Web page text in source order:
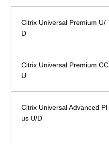
Citrix Universal Premium U/
D
Citrix Universal Premium CC
U
Citrix Universal Advanced Pl
us U/D